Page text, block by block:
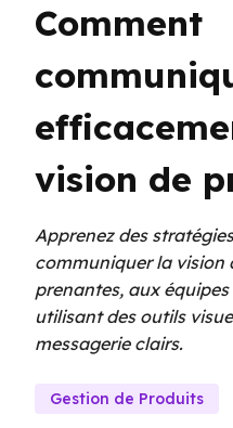
Comment
vision de
Apprenez des
communiquer la vision
prenantes, aux
utilisant des outils
messagerie clairs.
Gestion de Produits